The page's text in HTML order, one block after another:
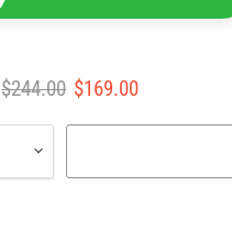
建議零售價
$244.00 售價
$169.00